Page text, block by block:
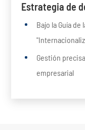
Estrategia de
Bajo la Guía
Gestión
empresarial